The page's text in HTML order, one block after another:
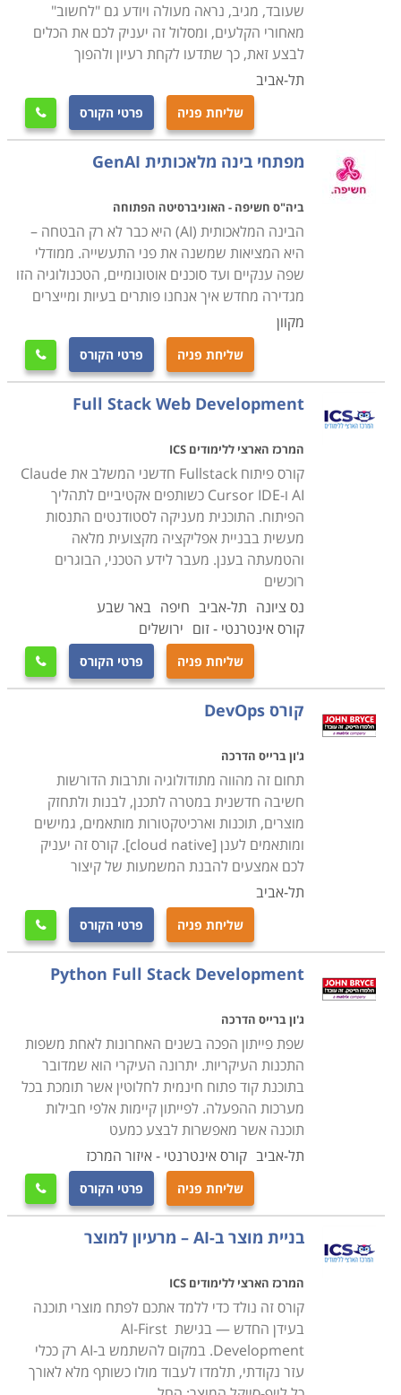
בין הקורסים המוצעים
קורס פיתוח תוכנה לסלולר -עוסק בלימוד מעמיק של
תוכנות שמתאימות לסלולר, שילוב טכנולוגיות לבניית טפסים
והגדלת יישומי המחשב והסלולר, פיתוח יישומי web,
גרפיקה ממוחשבת בסיסית, תחזוקת אתרים ועוד.
קורס מפתחי תוכנה - הקורס הבסיסי ביותר הכולל שיעורים
רבים ביניהם: ארגון המחשב, שפת C, תכנות מונחה עצמים,
מערכות נתונים, מבני נתונים ואלוגריתמים, מערכות הפעלה
קורס בדיקות תוכנה QA -
זה אינו קורס תכנות אך הוא
כולל שיעורי תכנות במטרה להכשיר בודקים יצירתיים
ומוכשרים. במסגרת הלימודים נכללים נושאים רבים, ביניהם:
יסודות התכנות, מתודולוגיה של בדיקות, הגדרת פרויקט
בדיקות, יסודות ניהול הבדיקות, מערכות הפעלה ועוד.
זמן הלימודים, תשלום ותעודות
הלימודים אורכים פרקי זמן משתנים בין קורס לקורס בהתאם
למסלול הלימודים ולהסכמה המתקבלת בסיומם. באותו אופן
גם התשלום עבור הקורסים ותעודת ההסמכה.
מחפשים עוד מידע?
קראו בקטגורית פיתוח תוכנה את פירוט הקורסים, בחרו את
הקורס המתאים, מלאו את הפרטים ונציג הקורס יצור אתכם
שעובד, מגיב, נראה מעולה ויודע גם "לחשוב"
מאחורי הקלעים, ומסלול זה יעניק לכם את הכלים
לבצע זאת, כך שתדעו לקחת רעיון ולהפוך
תל-אביב
שליחת פניה פרטי הקורס 
מפתחי בינה מלאכותית GenAI
ביה"ס חשיפה - האוניברסיטה הפתוחה
הבינה המלאכותית (AI) היא כבר לא רק הבטחה –
היא המציאות שמשנה את פני התעשייה. ממודלי
שפה ענקיים ועד סוכנים אוטונומיים, הטכנולוגיה הזו
מגדירה מחדש איך אנחנו פותרים בעיות ומייצרים
מקוון
שליחת פניה פרטי הקורס 
Full Stack Web Development
המרכז הארצי ללימודים ICS
קורס פיתוח Fullstack חדשני המשלב את Claude
AI ו-Cursor IDE כשותפים אקטיביים לתהליך
הפיתוח. התוכנית מעניקה לסטודנטים התנסות
מעשית בבניית אפליקציה מקצועית מלאה
והטמעתה בענן. מעבר לידע הטכני, הבוגרים
רוכשים
נס ציונה תל-אביב חיפה באר שבע
קורס אינטרנטי - זום ירושלים
שליחת פניה פרטי הקורס 
קורס DevOps
ג'ון ברייס הדרכה
תחום זה מהווה מתודולוגיה ותרבות הדורשות
חשיבה חדשנית במטרה לתכנן, לבנות ולתחזק
מוצרים, תוכנות וארכיטקטורות מותאמים, גמישים
ומותאמים לענן [cloud native]. קורס זה יעניק
לכם אמצעים להבנת המשמעות של קיצור
תל-אביב
שליחת פניה פרטי הקורס 
Python Full Stack Development
ג'ון ברייס הדרכה
שפת פייתון הפכה בשנים האחרונות לאחת משפות
התכנות העיקריות. יתרונה העיקרי הוא שמדובר
בתוכנת קוד פתוח חינמית לחלוטין אשר תומכת בכל
מערכות ההפעלה. לפייתון קיימות אלפי חבילות
תוכנה אשר מאפשרות לבצע כמעט
תל-אביב קורס אינטרנטי - איזור המרכז
שליחת פניה פרטי הקורס 
בניית מוצר ב-AI – מרעיון למוצר
המרכז הארצי ללימודים ICS
קורס זה נולד כדי ללמד אתכם לפתח מוצרי תוכנה
בעידן החדש — בגישת AI-First
Development. במקום להשתמש ב-AI רק ככלי
עזר נקודתי, תלמדו לעבוד מולו כשותף מלא לאורך